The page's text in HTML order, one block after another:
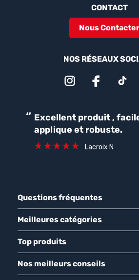
CONTACT
Nous Contacter
NOS RÉSEAUX
“ Excellent produit , facile a
applique et robuste.
Lacroix N
Questions fréquentes
Meilleures catégories
Top produits
Nos meilleurs conseils